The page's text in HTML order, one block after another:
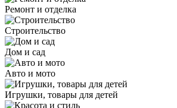
Ремонт и отделка
Строительство
Дом и сад
Авто и мото
Игрушки, товары для детей